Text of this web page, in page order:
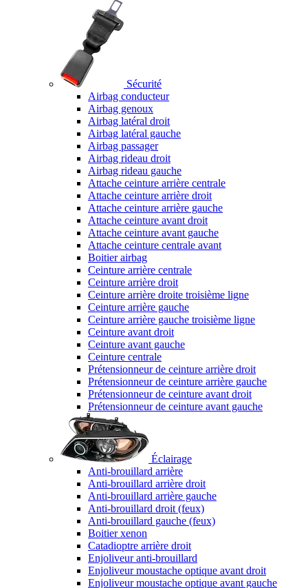
Sécurité
Airbag conducteur
Airbag genoux
Airbag latéral droit
Airbag latéral gauche
Airbag passager
Airbag rideau droit
Airbag rideau gauche
Attache ceinture arrière centrale
Attache ceinture arrière droit
Attache ceinture arrière gauche
Attache ceinture avant droit
Attache ceinture avant gauche
Attache ceinture centrale avant
Boitier airbag
Ceinture arrière centrale
Ceinture arrière droit
Ceinture arrière droite troisième ligne
Ceinture arrière gauche
Ceinture arrière gauche troisième ligne
Ceinture avant droit
Ceinture avant gauche
Ceinture centrale
Prétensionneur de ceinture arrière droit
Prétensionneur de ceinture arrière gauche
Prétensionneur de ceinture avant droit
Prétensionneur de ceinture avant gauche
Éclairage
Anti-brouillard arrière
Anti-brouillard arrière droit
Anti-brouillard arrière gauche
Anti-brouillard droit (feux)
Anti-brouillard gauche (feux)
Boitier xenon
Catadioptre arrière droit
Enjoliveur anti-brouillard
Enjoliveur moustache optique avant droit
Enjoliveur moustache optique avant gauche